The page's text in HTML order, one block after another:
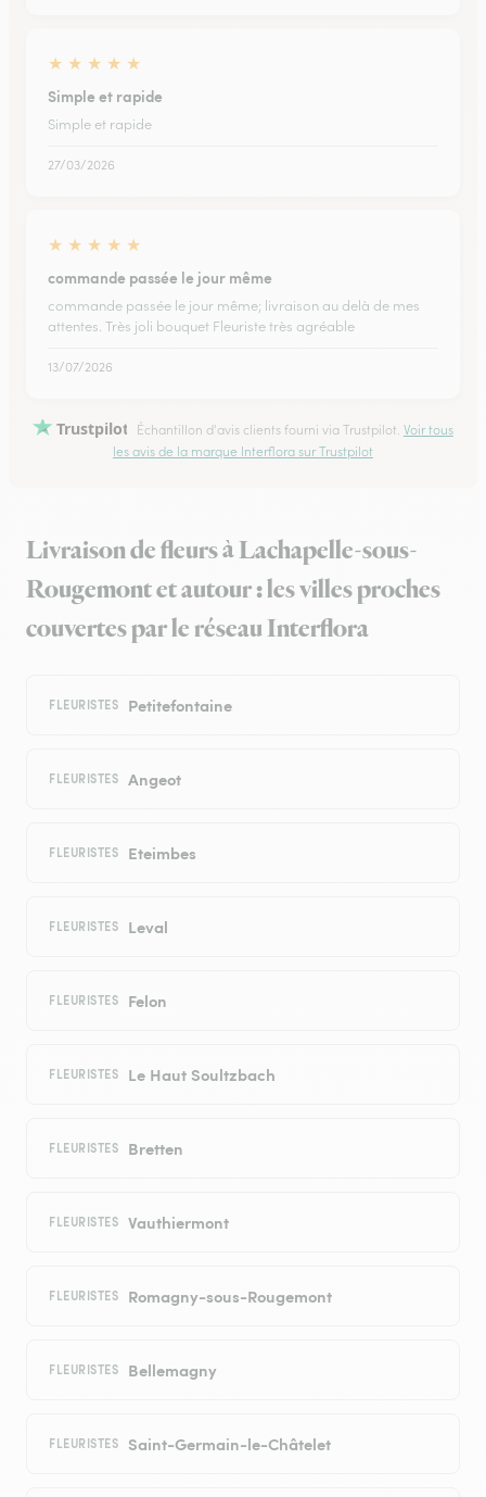
★ ★ ★ ★ ★
Simple et rapide
Simple et rapide
27/03/2026
★ ★ ★ ★ ★
commande passée le jour même
commande passée le jour même; livraison au delà de mes
attentes. Très joli bouquet Fleuriste très agréable
13/07/2026
Trustpilot Échantillon d'avis clients fourni via Trustpilot. Voir tous
les avis de la marque Interflora sur Trustpilot
Livraison de fleurs à Lachapelle-sous-
Rougemont et autour : les villes proches
couvertes par le réseau Interflora
FLEURISTES Petitefontaine
FLEURISTES Angeot
FLEURISTES Eteimbes
FLEURISTES Leval
FLEURISTES Felon
FLEURISTES Le Haut Soultzbach
FLEURISTES Bretten
FLEURISTES Vauthiermont
FLEURISTES Romagny-sous-Rougemont
FLEURISTES Bellemagny
FLEURISTES Saint-Germain-le-Châtelet